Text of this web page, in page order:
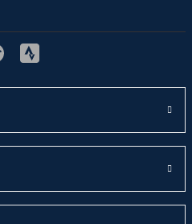
olmalı.